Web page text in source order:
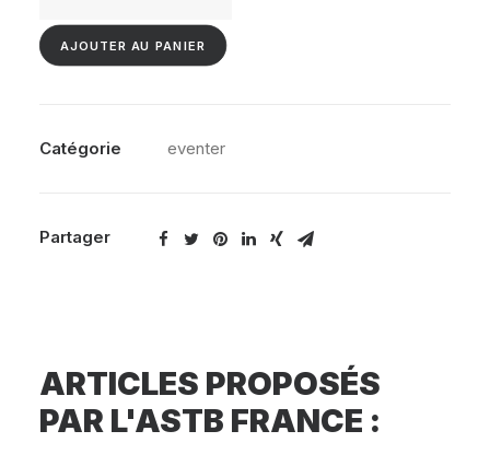
Ticket
Dejeuenr
AJOUTER AU PANIER
Catégorie eventer
Partager
ARTICLES PROPOSÉS
PAR L'ASTB FRANCE :